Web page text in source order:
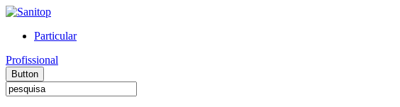
Particular
Profissional
Button